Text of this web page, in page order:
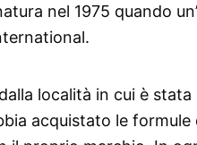
nel 1975 quando
località in cui è
acquistato le formule